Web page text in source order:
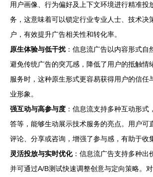
用户画像、行为偏好及上下文环境进行精准投
务，这意味着可以锁定行业专业人士、技术决
户，有效提升广告相关性和转化率。
原生体验与低干扰：信息流广告以内容形式自
避免传统广告的突兀感，降低了用户的抵触情
服务时，这种原生形式更容易获得用户的信任
业形象。
强互动与高参与度 ：信息流支持多种互动形式
答等，能够生动展示技术服务的亮点。用户可
评论、分享或咨询，增强了参与感，有助于收
灵活投放与实时优化：信息流广告支持多种出
并可通过A/B测试快速调整创意与定向策略。